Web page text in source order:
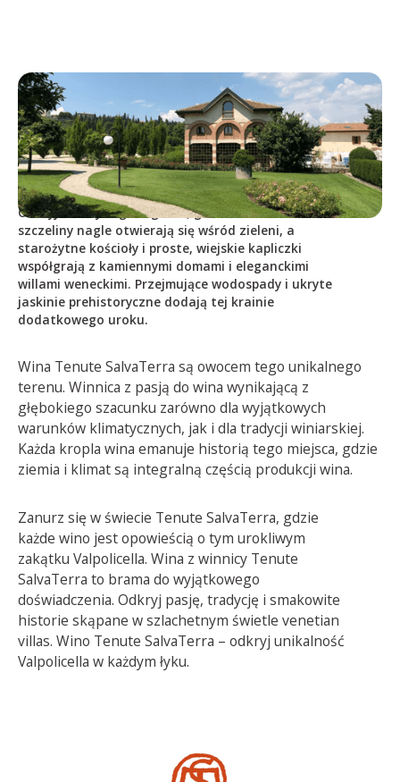
TENUTE SALVATERRA Musujące
Odkryj skarby tego regionu, gdzie kamienne
szczeliny nagle otwierają się wśród zieleni, a
starożytne kościoły i proste, wiejskie kapliczki
współgrają z kamiennymi domami i eleganckimi
willami weneckimi. Przejmujące wodospady i ukryte
jaskinie prehistoryczne dodają tej krainie
dodatkowego uroku.
Wina Tenute SalvaTerra są owocem tego unikalnego
terenu. Winnica z pasją do wina wynikającą z
głębokiego szacunku zarówno dla wyjątkowych
warunków klimatycznych, jak i dla tradycji winiarskiej.
Każda kropla wina emanuje historią tego miejsca, gdzie
ziemia i klimat są integralną częścią produkcji wina.
Zanurz się w świecie Tenute SalvaTerra, gdzie
każde wino jest opowieścią o tym urokliwym
zakątku Valpolicella. Wina z winnicy Tenute
SalvaTerra to brama do wyjątkowego
doświadczenia. Odkryj pasję, tradycję i smakowite
historie skąpane w szlachetnym świetle venetian
villas. Wino Tenute SalvaTerra – odkryj unikalność
Valpolicella w każdym łyku.